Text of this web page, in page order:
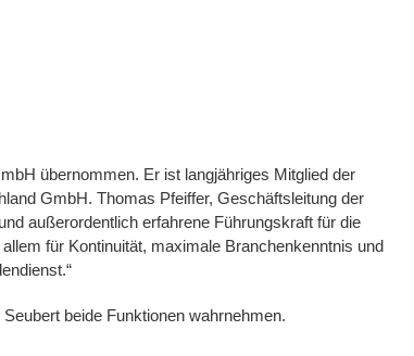
übernommen. Er ist langjähriges Mitglied der
GmbH. Thomas Pfeiffer, Geschäftsleitung der
außerordentlich erfahrene Führungskraft für die
für Kontinuität, maximale Branchenkenntnis und
beide Funktionen wahrnehmen.